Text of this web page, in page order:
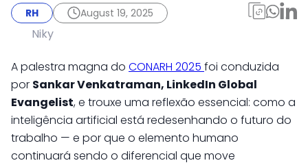
CONARH 2025: O poder
das pessoas na era da
inteligência artificial
RH August 19, 2025
Niky
A palestra magna do CONARH 2025 foi conduzida
por Sankar Venkatraman, LinkedIn Global
Evangelist, e trouxe uma reflexão essencial: como a
inteligência artificial está redesenhando o futuro do
trabalho — e por que o elemento humano
continuará sendo o diferencial que move